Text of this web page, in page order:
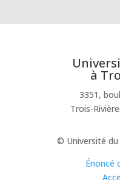
à
3351,
Trois-
© Université du
Énoncé